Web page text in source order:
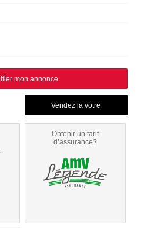
mon annonce
Obtenir un tarif
d’assurance?